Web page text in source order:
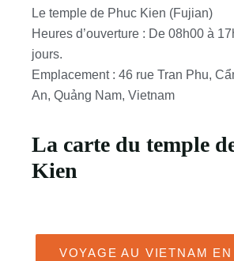
Le temple de Phuc Kien (Fujian)
Heures d’ouverture : De 08h00 à
jours.
Emplacement: 46 rue Tran Phu,
An, Quảng Nam, Vietnam
La carte du temple
Kien
VOYAGE AU VIETNAM EN